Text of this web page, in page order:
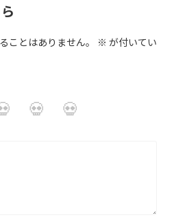
ことはありません。 ※ が付いてい